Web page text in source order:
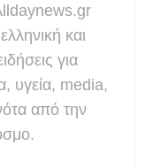
και
για
υγεία, media,
από την